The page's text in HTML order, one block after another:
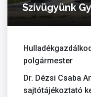
Szívügyünk
polgármester
Dr. Dézsi Csaba
sajtótájékoztató